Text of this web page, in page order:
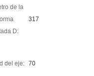
de la
D:
317
del eje: 70